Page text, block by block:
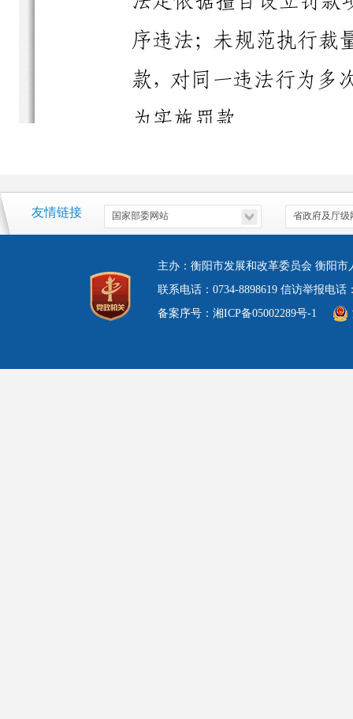
友情链接
主办：衡阳市发展和改革委员会 衡阳
联系电话：0734-8898619 信访举报电
备案序号：湘ICP备05002289号-1